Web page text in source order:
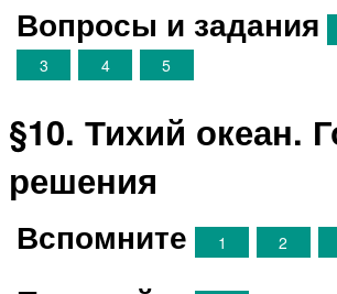
Вопросы и задания
3
4 5
§10. Тихий океан.
решения
Вспомните 1 2